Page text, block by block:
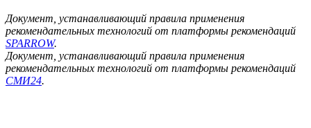
Документ, устанавливающий правила применения
рекомендательных технологий от платформы рекомендаций
SPARROW.
Документ, устанавливающий правила применения
рекомендательных технологий от платформы рекомендаций
СМИ24.